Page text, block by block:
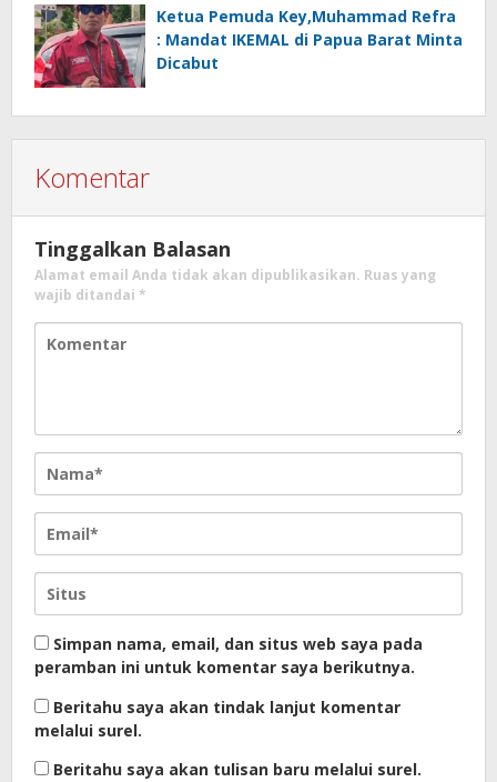
Ketua Pemuda Key,Muhammad Refra
: Mandat IKEMAL di Papua Barat Minta
Dicabut
Komentar
Tinggalkan Balasan
Alamat email Anda tidak akan dipublikasikan. Ruas yang
wajib ditandai *
Simpan nama, email, dan situs web saya pada
peramban ini untuk komentar saya berikutnya.
Beritahu saya akan tindak lanjut komentar
melalui surel.
Beritahu saya akan tulisan baru melalui surel.